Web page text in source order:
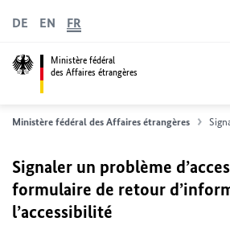
Ministère fédéral
des Affaires étrangères
DE EN FR
Ministère fédéral des Affaires étrangères
Signaler un problème
formulaire de retour
l’accessibilité